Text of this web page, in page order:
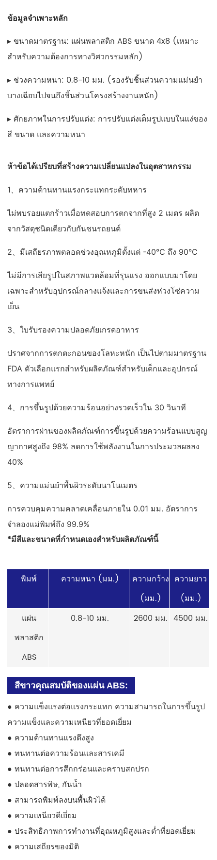
ข้อมูลจำเพาะหลัก
▸ ขนาดมาตรฐาน: แผ่นพลาสติก ABS ขนาด 4x8 (เหมาะ
สำหรับความต้องการทางวิศวกรรมหลัก)
▸ ช่วงความหนา: 0.8-10 มม. (รองรับชิ้นส่วนความแม่นยำ
บางเฉียบไปจนถึงชิ้นส่วนโครงสร้างงานหนัก)
▸ ศักยภาพในการปรับแต่ง: การปรับแต่งเต็มรูปแบบในแง่ของ
สี ขนาด และความหนา
ห้าข้อได้เปรียบที่สร้างความเปลี่ยนแปลงในอุตสาหกรรม
1、ความต้านทานแรงกระแทกระดับทหาร
ไม่พบรอยแตกร้าวเมื่อทดสอบการตกจากที่สูง 2 เมตร ผลิต
จากวัสดุชนิดเดียวกับกันชนรถยนต์
2、มีเสถียรภาพตลอดช่วงอุณหภูมิตั้งแต่ -40°C ถึง 90°C
ไม่มีการเสียรูปในสภาพแวดล้อมที่รุนแรง ออกแบบมาโดย
เฉพาะสำหรับอุปกรณ์กลางแจ้งและการขนส่งห่วงโซ่ความ
เย็น
3、ใบรับรองความปลอดภัยเกรดอาหาร
ปราศจากการตกตะกอนของโลหะหนัก เป็นไปตามมาตรฐาน
FDA ตัวเลือกแรกสำหรับผลิตภัณฑ์สำหรับเด็กและอุปกรณ์
ทางการแพทย์
4、การขึ้นรูปด้วยความร้อนอย่างรวดเร็วใน 30 วินาที
อัตราการผ่านของผลิตภัณฑ์การขึ้นรูปด้วยความร้อนแบบสูญ
ญากาศสูงถึง 98% ลดการใช้พลังงานในการประมวลผลลง
40%
5、ความแม่นยำพื้นผิวระดับนาโนเมตร
การควบคุมความคลาดเคลื่อนภายใน 0.01 มม. อัตราการ
จำลองแม่พิมพ์ถึง 99.9%
*มีสีและขนาดที่กำหนดเองสำหรับผลิตภัณฑ์นี้
พิมพ์ ความหนา (มม.)
ความกว้าง
(มม.)
ความยาว
(มม.)
แผ่น
พลาสติก
ABS
0.8-10 มม. 2600 มม. 4500 มม.
สีขาวคุณสมบัติของแผ่น ABS:
● ความแข็งแรงต่อแรงกระแทก ความสามารถในการขึ้นรูป
ความแข็งและความเหนียวที่ยอดเยี่ยม
● ความต้านทานแรงดึงสูง
● ทนทานต่อความร้อนและสารเคมี
● ทนทานต่อการสึกกร่อนและคราบสกปรก
● ปลอดสารพิษ, กันน้ำ
● สามารถพิมพ์ลงบนพื้นผิวได้
● ความเหนียวดีเยี่ยม
● ประสิทธิภาพการทำงานที่อุณหภูมิสูงและต่ำที่ยอดเยี่ยม
● ความเสถียรของมิติ